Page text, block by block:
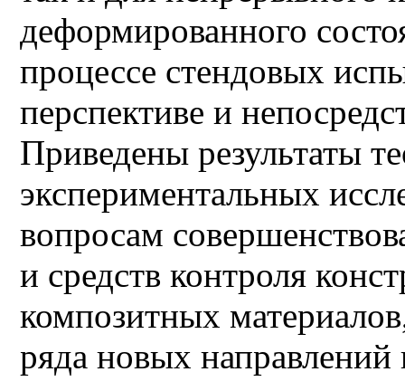
деформированного
процессе стендовых
перспективе и
Приведены результаты
экспериментальных
вопросам
и средств контроля
композитных
ряда новых направлений